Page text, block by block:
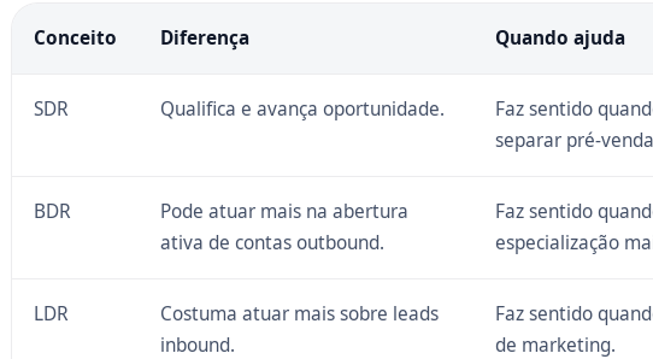
Conceito Diferença Quando ajuda
SDR Qualifica e avança oportunidade.
Faz sentido
separar pré-
BDR
Pode atuar mais na abertura
ativa de contas outbound.
Faz sentido
especialização
LDR
Costuma atuar mais sobre leads
inbound.
Faz sentido
de marketing.